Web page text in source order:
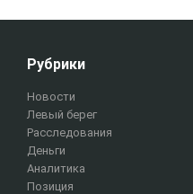
Рубрики
Новости
Левый берег
Расследования
Деньги
Аналитика
Позиция